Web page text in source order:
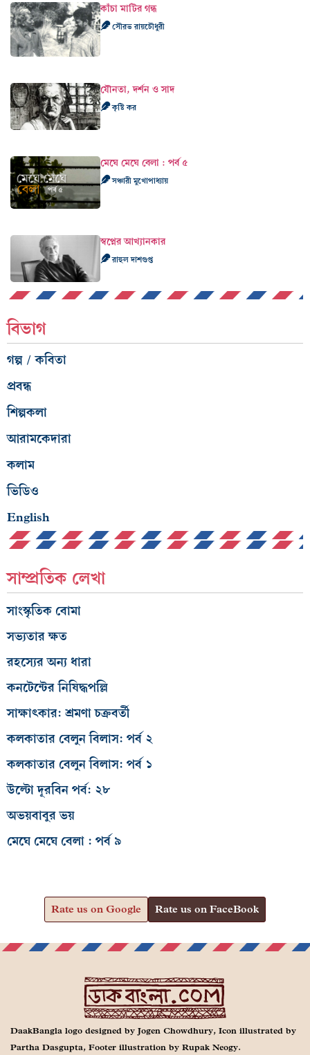
কাঁচা মাটির গন্ধ
সৌরভ রায়চৌধুরী
যৌনতা, দর্শন ও সাদ
কৃষ্টি কর
মেঘে মেঘে বেলা : পর্ব ৫
সঞ্চারী মুখোপাধ্যায়
স্বপ্নের আখ্যানকার
রাহুল দাশগুপ্ত
বিভাগ
গল্প / কবিতা
প্রবন্ধ
শিল্পকলা
আরামকেদারা
কলাম
ভিডিও
English
সাম্প্রতিক লেখা
সাংস্কৃতিক বোমা
সভ্যতার ক্ষত
রহস্যের অন্য ধারা
কনটেন্টের নিষিদ্ধপল্লি
সাক্ষাৎকার: শ্রমণা চক্রবর্তী
কলকাতার বেলুন বিলাস: পর্ব ২
কলকাতার বেলুন বিলাস: পর্ব ১
উল্টো দূরবিন পর্ব: ২৮
অভয়বাবুর ভয়
মেঘে মেঘে বেলা : পর্ব ৯
Rate us on Google Rate us on FaceBook
DaakBangla logo designed by Jogen Chowdhury, Icon illustrated by
Partha Dasgupta, Footer illustration by Rupak Neogy.